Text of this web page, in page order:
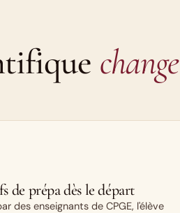
change
de prépa dès le départ
des enseignants de CPGE, l'élève